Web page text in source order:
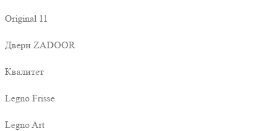
Original 11
Двери ZADOOR
Квалитет
Legno Frisse
Legno Art